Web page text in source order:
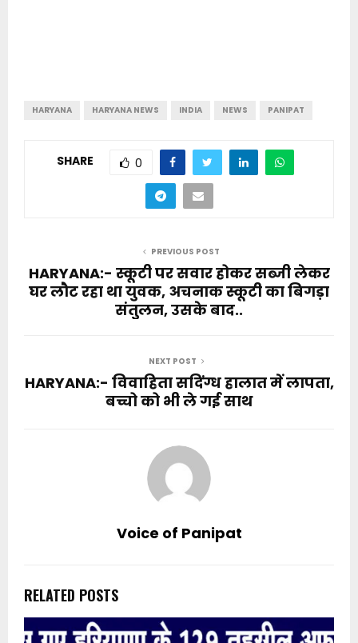
HARYANA HARYANA NEWS INDIA NEWS PANIPAT
SHARE 0
PREVIOUS POST
HARYANA:- स्कूटी पर सवार होकर सब्जी लेकर
घर लौट रहा था युवक, अचनाक स्कूटी का बिगड़ा
संतुलन, उसके बाद..
NEXT POST
HARYANA:- विवाहिता सदिंग्ध हालात में लापता,
बच्चो को भी ले गई साथ
Voice of Panipat
RELATED POSTS